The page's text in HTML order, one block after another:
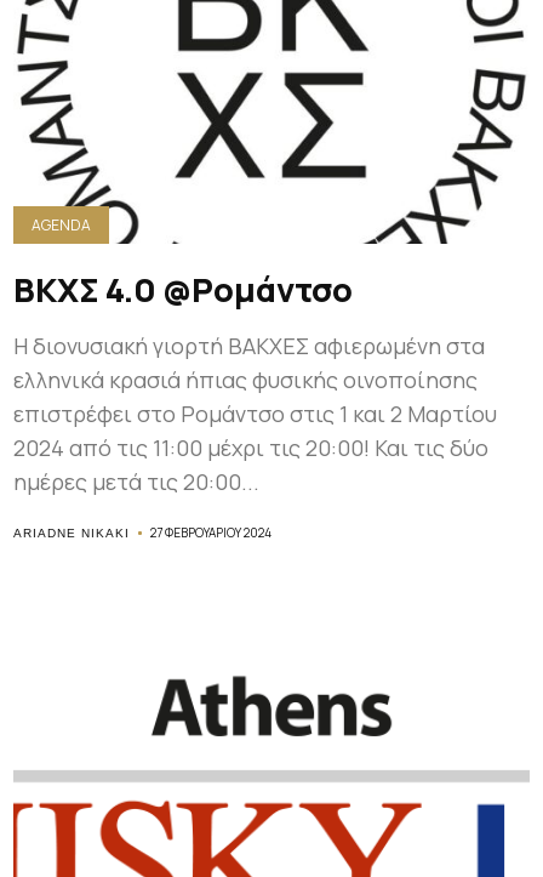
AGENDA
ΒΚΧΣ 4.0 @Ρομάντσο
Η διονυσιακή γιορτή BΑΚΧΕΣ αφιερωμένη στα
ελληνικά κρασιά ήπιας φυσικής οινοποίησης
επιστρέφει στο Ρομάντσο στις 1 και 2 Μαρτίου
2024 από τις 11:00 μέχρι τις 20:00! Και τις δύο
ημέρες μετά τις 20:00...
ARIADNE NIKAKI 27 ΦΕΒΡΟΥΑΡΊΟΥ 2024